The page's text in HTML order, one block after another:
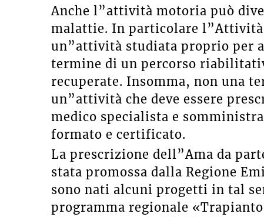
Anche l”attività motoria può
malattie. In particolare l”Attività
un”attività studiata proprio per
termine di un percorso
recuperate. Insomma, non una
un”attività che deve essere
medico specialista e
formato e certificato.
La prescrizione dell”Ama da
stata promossa dalla Regione
sono nati alcuni progetti in tal
programma regionale